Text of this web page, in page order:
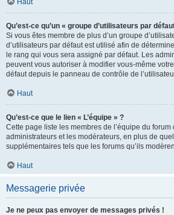
Haut
Qu’est-ce qu’un « groupe d’utilisateurs par
Si vous êtes membre de plus d’un groupe
d’utilisateurs par défaut est utilisé afin de
le rang qui vous sera assigné par défaut. Les
peuvent vous autoriser à modifier vous-même
défaut depuis le panneau de contrôle de
Haut
Qu’est-ce que le lien « L’équipe » ?
Cette page liste les membres de l’équipe du forum
administrateurs et les modérateurs, en plus de
supplémentaires tels que les forums qu’ils
Haut
Messagerie privée
Je ne peux pas envoyer de messages privés !